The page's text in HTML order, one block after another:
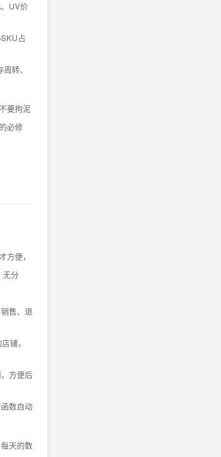
UV价
占
转、
要拘泥
必修
方便，
无分
售、退
铺，
方便后
数自动
天的数